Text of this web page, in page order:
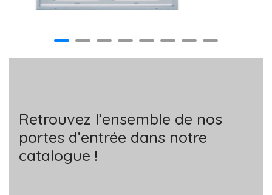
Retrouvez l’ensemble de nos
portes d’entrée dans notre
catalogue !